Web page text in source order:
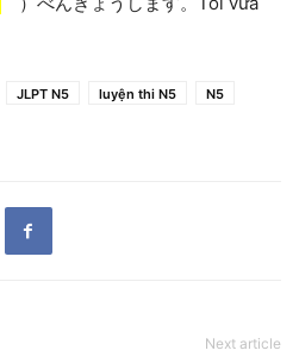
JLPT N5 luyện thi N5
N5
Next article